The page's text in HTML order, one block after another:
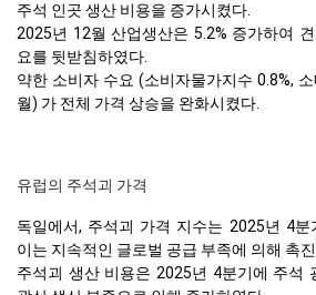
주석 인곳 생산 비용을 증가시켰다.
2025년 12월 산업생산은 5.2% 증가하여
요를 뒷받침하였다.
약한 소비자 수요 (소비자물가지수 0.8%,
월) 가 전체 가격 상승을 완화시켰다.
유럽의 주석괴 가격
독일에서, 주석괴 가격 지수는 2025년 4분
이는 지속적인 글로벌 공급 부족에 의해 촉
주석괴 생산 비용은 2025년 4분기에 주석